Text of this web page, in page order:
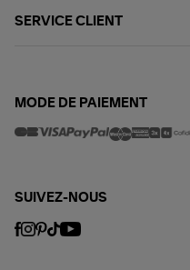
SERVICE CLIENT
MODE DE PAIEMENT
SUIVEZ-NOUS